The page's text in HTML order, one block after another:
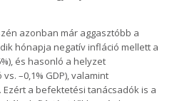
azonban már aggasztóbb a
hónapja negatív infláció mellett a
és hasonló a helyzet
–0,1% GDP), valamint
Ezért a befektetési tanácsadók is a